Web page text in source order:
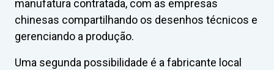
manufatura contratada, com as empresas
chinesas compartilhando os desenhos técnicos e
gerenciando a produção.
Uma segunda possibilidade é a fabricante local